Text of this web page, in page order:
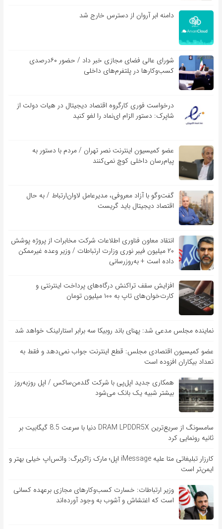
دامنه ابر آروان از دسترس خارج شد
شورای عالی فضای مجازی خبر داد / حضور ۶۰درصدی
کسب‌و‌کارها در پلتفرم‌های داخلی
درخواست فوری کارگروه اقتصاد دیجیتال در هیات دولت از
شاپرک: دستور الزام ای‌نماد را لغو کنید
عضو کمیسیون اینترنت نصر تهران / مردم با دستور به
پیام‌رسان داخلی کوچ نمی‌کنند
گفت‌و‌گو با آزاد معروفی، مدیرعامل لاوان‌ارتباط / به حال
اقتصاد دیجیتال باید گریست
انتقاد معاون فناوری اطلاعات شرکت مخابرات از پروژه پوشش
۲۰ میلیون فیبر نوری وزارت ارتباطات / وزیر وعده غیرممکن
داده است + به‌روزرسانی
افزایش سقف تراکنش درگاه‌های پرداخت اینترنتی و
کارت‌خوان‌های تاپ به ۱۰۰ میلیون تومان
نماینده مجلس مدعی شد: پهنای باند روبیکا سه برابر استارلینک خواهد شد
عضو کمیسیون اقتصادی مجلس: قطع اینترنت جواب نمی‌دهد و فقط به
تعداد بیکاران افزوده است
همکاری جدید اپل‌پی با شرکت گلدمن‌ساکس / اپل روزبه‌روز
بیشتر شبیه یک بانک می‌شود
سامسونگ از سریع‌ترین DRAM LPDDR5X دنیا با سرعت 8.5 گیگابیت بر
ثانیه رونمایی کرد
کارزار تبلیغاتی متا علیه iMessage اپل؛ مارک زاکربرگ: واتس‌اپ خیلی بهتر و
ایمن‌تر است
وزیر ارتباطات: خسارت کسب‌وکارهای مجازی برعهده کسانی
است که اغتشاش و آشوب به وجود آورده‌اند